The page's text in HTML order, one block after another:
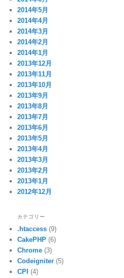
2014年5月
2014年4月
2014年3月
2014年2月
2014年1月
2013年12月
2013年11月
2013年10月
2013年9月
2013年8月
2013年7月
2013年6月
2013年5月
2013年4月
2013年3月
2013年2月
2013年1月
2012年12月
カテゴリー
.htaccess (9)
CakePHP (6)
Chrome (3)
Codeigniter (5)
CPI (4)